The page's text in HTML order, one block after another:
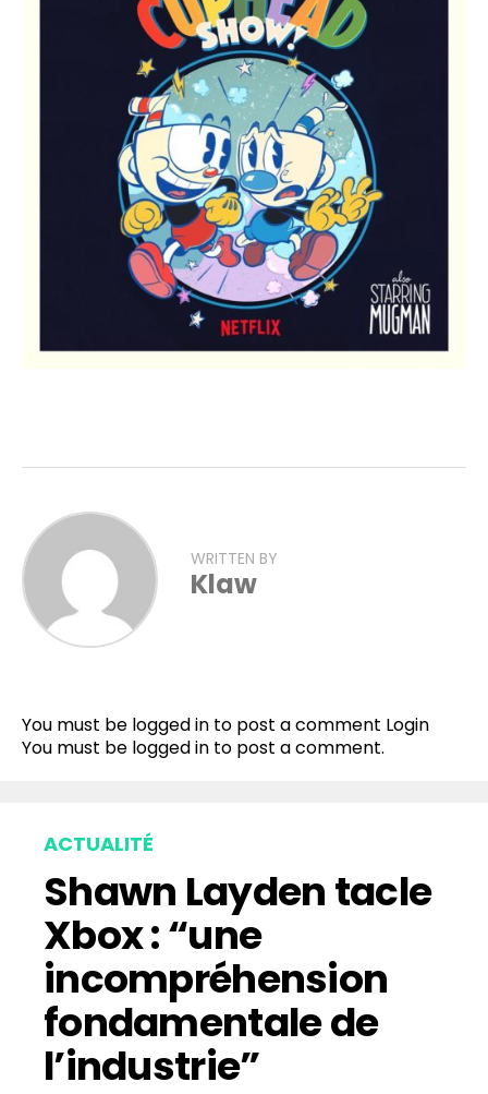
WRITTEN BY
Klaw
You must be logged in to post a comment Login
You must be logged in to post a comment.
ACTUALITÉ
Shawn Layden tacle
Xbox : “une
incompréhension
fondamentale de
l’industrie”
Pinterest